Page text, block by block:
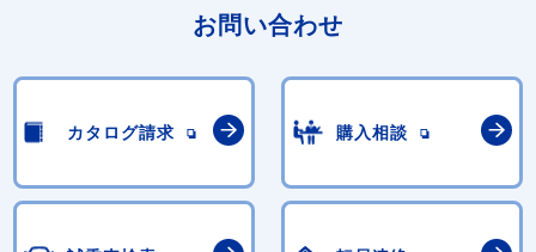
お問い合わせ
カタログ請求 購入相談